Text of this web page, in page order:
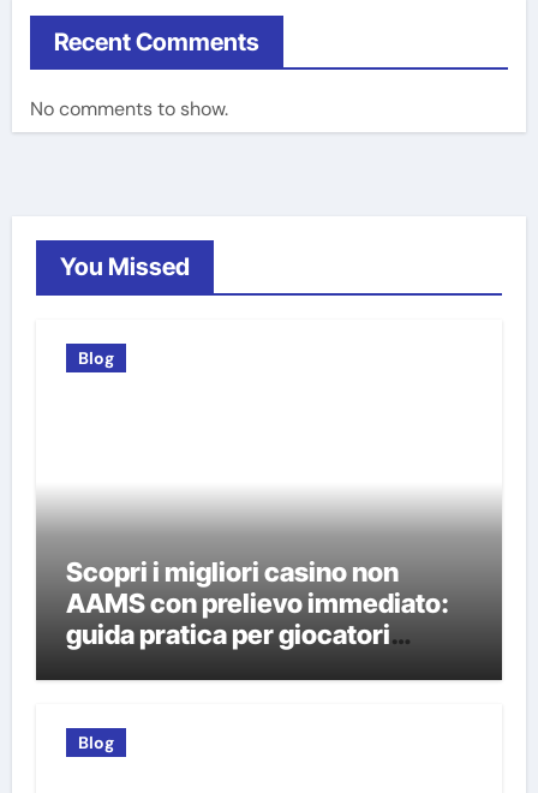
Recent Comments
No comments to show.
You Missed
Blog
Scopri i migliori casino non
AAMS con prelievo immediato:
guida pratica per giocatori
Blog